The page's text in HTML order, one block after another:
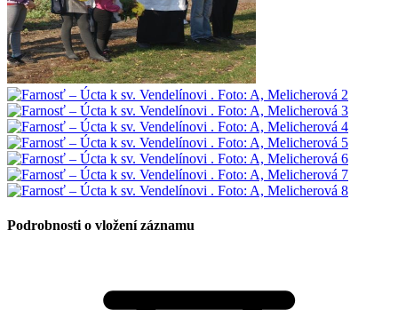
Podrobnosti o vložení záznamu